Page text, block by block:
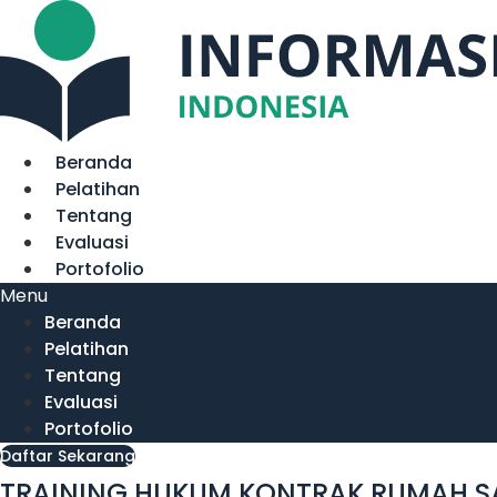
Lewati
konten
Beranda
Pelatihan
Tentang
Evaluasi
Portofolio
Menu
Beranda
Pelatihan
Tentang
Evaluasi
Portofolio
Daftar Sekarang